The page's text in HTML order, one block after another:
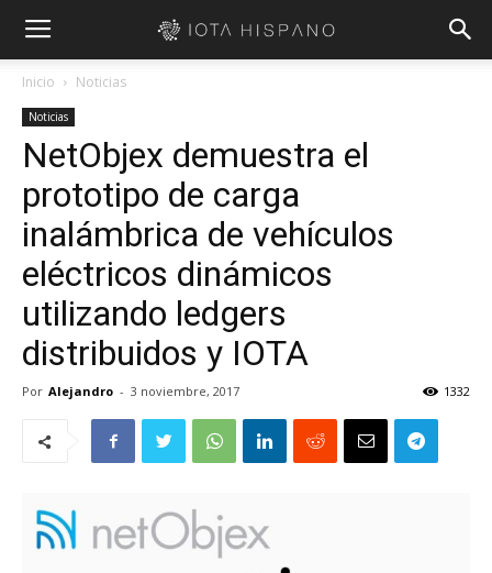
Inicio Noticias
Noticias
NetObjex demuestra el
prototipo de carga
inalámbrica de vehículos
eléctricos dinámicos
utilizando ledgers
distribuidos y IOTA
Por Alejandro - 3 noviembre, 2017 1332